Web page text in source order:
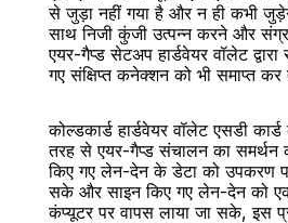
से जुड़ा नहीं गया है और न ही कभी
साथ निजी कुंजी उत्पन्न करने और
एयर-गैप्ड सेटअप हार्डवेयर वॉलेट द्वारा
गए संक्षिप्त कनेक्शन को भी समाप्त कर
कोल्डकार्ड हार्डवेयर वॉलेट एसडी
तरह से एयर-गैप्ड संचालन का समर्थन
किए गए लेन-देन के डेटा को उपकरण
सके और साइन किए गए लेन-देन को
कंप्यूटर पर वापस लाया जा सके, इस